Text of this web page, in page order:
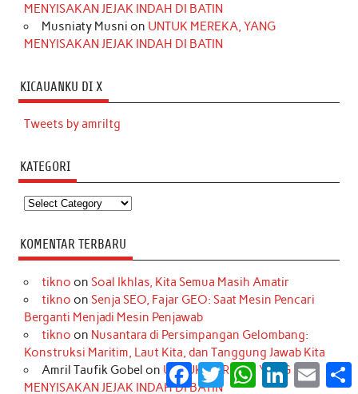
MENYISAKAN JEJAK INDAH DI BATIN
Musniaty Musni on UNTUK MEREKA, YANG
MENYISAKAN JEJAK INDAH DI BATIN
KICAUANKU DI X
Tweets by amriltg
KATEGORI
Kategori
KOMENTAR TERBARU
tikno on Soal Ikhlas, Kita Semua Masih Amatir
tikno on Senja SEO, Fajar GEO: Saat Mesin Pencari
Berganti Menjadi Mesin Penjawab
tikno on Nusantara di Persimpangan Gelombang:
Konstruksi Maritim, Laut Kita, dan Tanggung Jawab Kita
Amril Taufik Gobel on UNTUK MEREKA, YANG
MENYISAKAN JEJAK INDAH DI BATIN
Facebook
TwitterWhatsApp
LinkedInEmail